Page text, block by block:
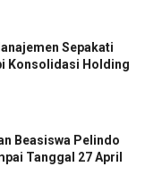
Sepakati
Konsolidasi Holding
Beasiswa Pelindo
Tanggal 27 April